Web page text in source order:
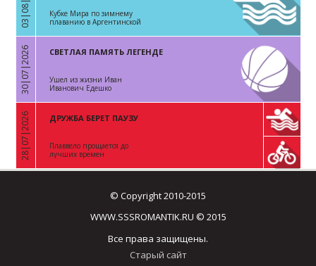
Кубке Мира по зимнему
плаванию в Аргентинской
«
30|07|2026 СВЕТЛАЯ ПАМЯТЬ ЛЕГЕНДЕ
Ушел из жизни Иван
Иванович Едешко
«
28|07|2026 ДРУЖБА БЕРЕТ ПАУЗУ
Плаввело прощается до
лучших времен
© Copyright 2010-2015
WWW.SSSROMANTIK.RU © 2015
Все права защищены.
Старый сайт